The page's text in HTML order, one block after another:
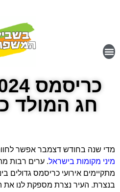
חג המולד
מדי שנה בחודש דצמבר אפשר
מיני מקומות בישראל. ערים רבות
מתקיימים אירועי כריסמס גדולים
בנצרת. העיר נצרת מספקת לנו את